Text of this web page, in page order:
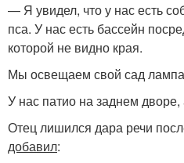
— Я увидел, что у нас есть
пса. У нас есть бассейн
которой не видно края.
Мы освещаем свой сад
У нас патио на заднем
Отец лишился дара речи
добавил: